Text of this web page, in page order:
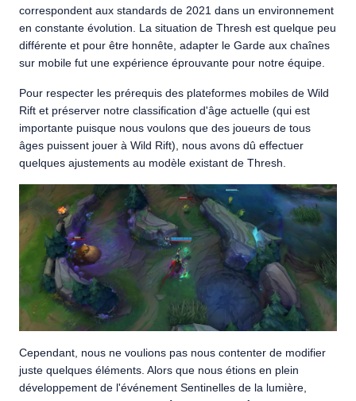
correspondent aux standards de 2021 dans un environnement
en constante évolution. La situation de Thresh est quelque peu
différente et pour être honnête, adapter le Garde aux chaînes
sur mobile fut une expérience éprouvante pour notre équipe.
Pour respecter les prérequis des plateformes mobiles de Wild
Rift et préserver notre classification d'âge actuelle (qui est
importante puisque nous voulons que des joueurs de tous
âges puissent jouer à Wild Rift), nous avons dû effectuer
quelques ajustements au modèle existant de Thresh.
Cependant, nous ne voulions pas nous contenter de modifier
juste quelques éléments. Alors que nous étions en plein
développement de l'événement Sentinelles de la lumière,